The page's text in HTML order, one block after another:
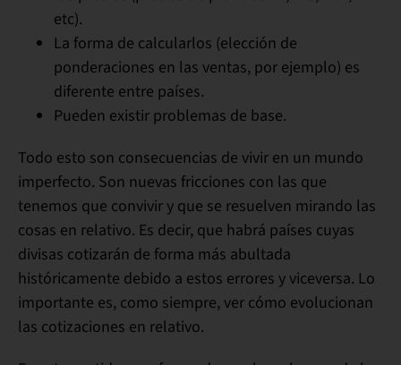
etc).
La forma de calcularlos (elección de
ponderaciones en las ventas, por ejemplo) es
diferente entre países.
Pueden existir problemas de base.
Todo esto son consecuencias de vivir en un mundo
imperfecto. Son nuevas fricciones con las que
tenemos que convivir y que se resuelven mirando las
cosas en relativo. Es decir, que habrá países cuyas
divisas cotizarán de forma más abultada
históricamente debido a estos errores y viceversa. Lo
importante es, como siempre, ver cómo evolucionan
las cotizaciones en relativo.